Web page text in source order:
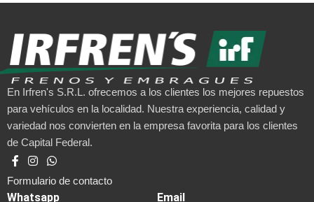
En Irfren's S.R.L. ofrecemos a los clientes los mejores repuestos
para vehículos en la localidad. Nuestra experiencia, calidad y
variedad nos convierten en la empresa favorita para los clientes
de Capital Federal.
Formulario de contacto
Whatsapp Email